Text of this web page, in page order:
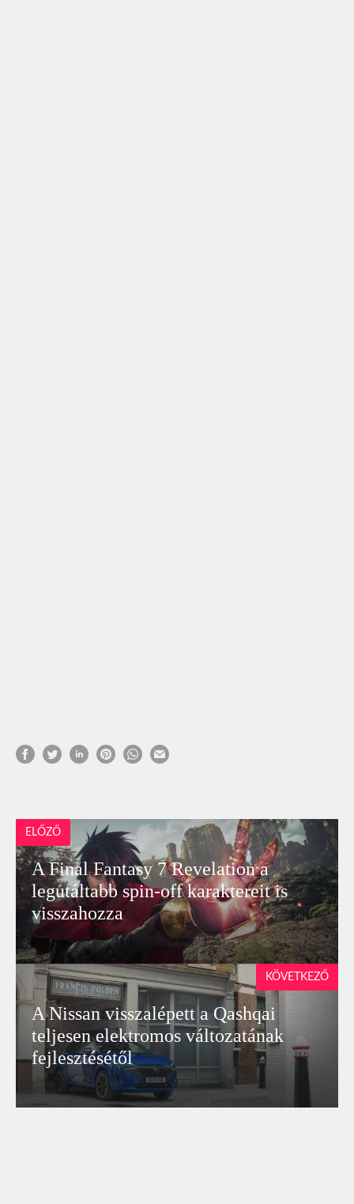
ELŐZŐ
A Final Fantasy 7 Revelation a
legutáltabb spin-off karaktereit is
visszahozza
A Nissan visszalépett a Qashqai
teljesen elektromos változatának
fejlesztésétől
KÖVETKEZŐ